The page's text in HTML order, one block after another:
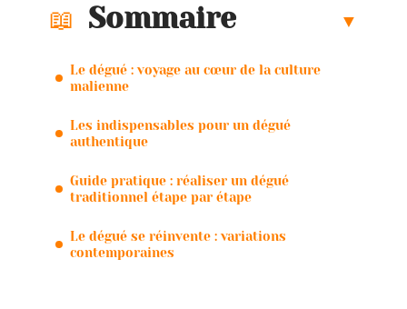
Sommaire
Le dégué : voyage au cœur de la culture
malienne
Les indispensables pour un dégué
authentique
Guide pratique : réaliser un dégué
traditionnel étape par étape
Le dégué se réinvente : variations
contemporaines